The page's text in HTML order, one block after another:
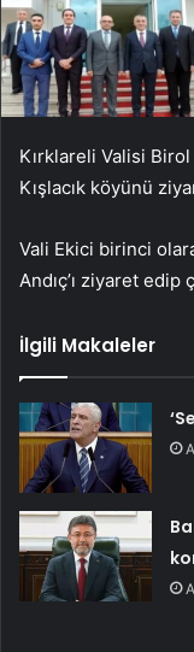
Kırklareli Valisi
Kışlacık köyünü
Vali Ekici birinci
Andıç’ı ziyaret edip
İlgili Makaleler